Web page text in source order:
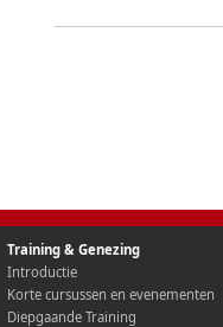
Training & Genezing
Introductie
Korte cursussen en evenementen
Diepgaande Training